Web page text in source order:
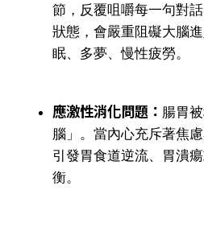
節，反覆咀嚼每一句對
狀態，會嚴重阻礙大腦
眠、多夢、慢性疲勞。
應激性消化問題： 腸胃
腦」。當內心充斥著焦
引發胃食道逆流、胃潰
衡。